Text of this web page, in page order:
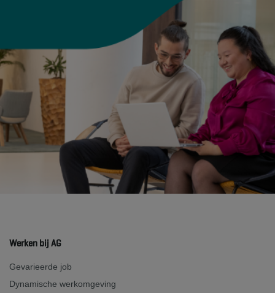
Werken bij AG
Gevarieerde job
Dynamische werkomgeving